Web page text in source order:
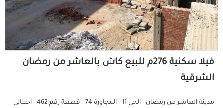
فيلا سكنية 276م للبيع كاش بالعاشر من رمضان
الشرقية
مدينة العاشر من رمضان - الحى 11 - المجاورة 74 - قطعة رقم 462 - اجمالى